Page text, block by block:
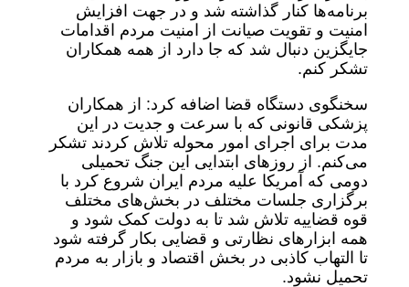
برنامه‌ها کنار گذاشته شد و در جهت افزایش
امنیت و تقویت صیانت از امنیت مردم اقدامات
جایگزین دنبال شد که جا دارد از همه همکاران
تشکر کنم.
سخنگوی دستگاه قضا اضافه کرد: از همکاران
پزشکی قانونی که با سرعت و جدیت در این
مدت برای اجرای امور محوله تلاش کردند تشکر
می‌کنم. از روز‌های ابتدایی این جنگ تحمیلی
دومی که آمریکا علیه مردم ایران شروع کرد با
برگزاری جلسات مختلف در بخش‌های مختلف
قوه قضاییه تلاش شد تا به دولت کمک شود و
همه ابزار‌های نظارتی و قضایی بکار گرفته شود
تا التهاب کاذبی در بخش اقتصاد و بازار به مردم
تحمیل نشود.